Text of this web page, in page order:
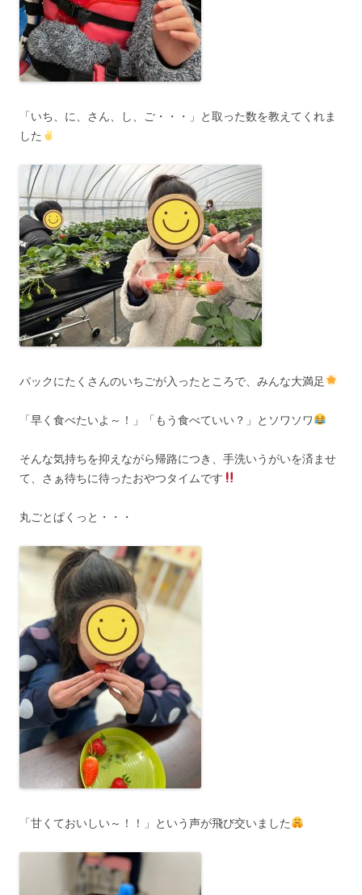
「いち、に、さん、し、ご・・・」と取った数を教えてくれま
した
パックにたくさんのいちごが入ったところで、みんな大満足
「早く食べたいよ～！」「もう食べていい？」とソワソワ
そんな気持ちを抑えながら帰路につき、手洗いうがいを済ませ
て、さぁ待ちに待ったおやつタイムです
丸ごとぱくっと・・・
「甘くておいしい～！！」という声が飛び交いました